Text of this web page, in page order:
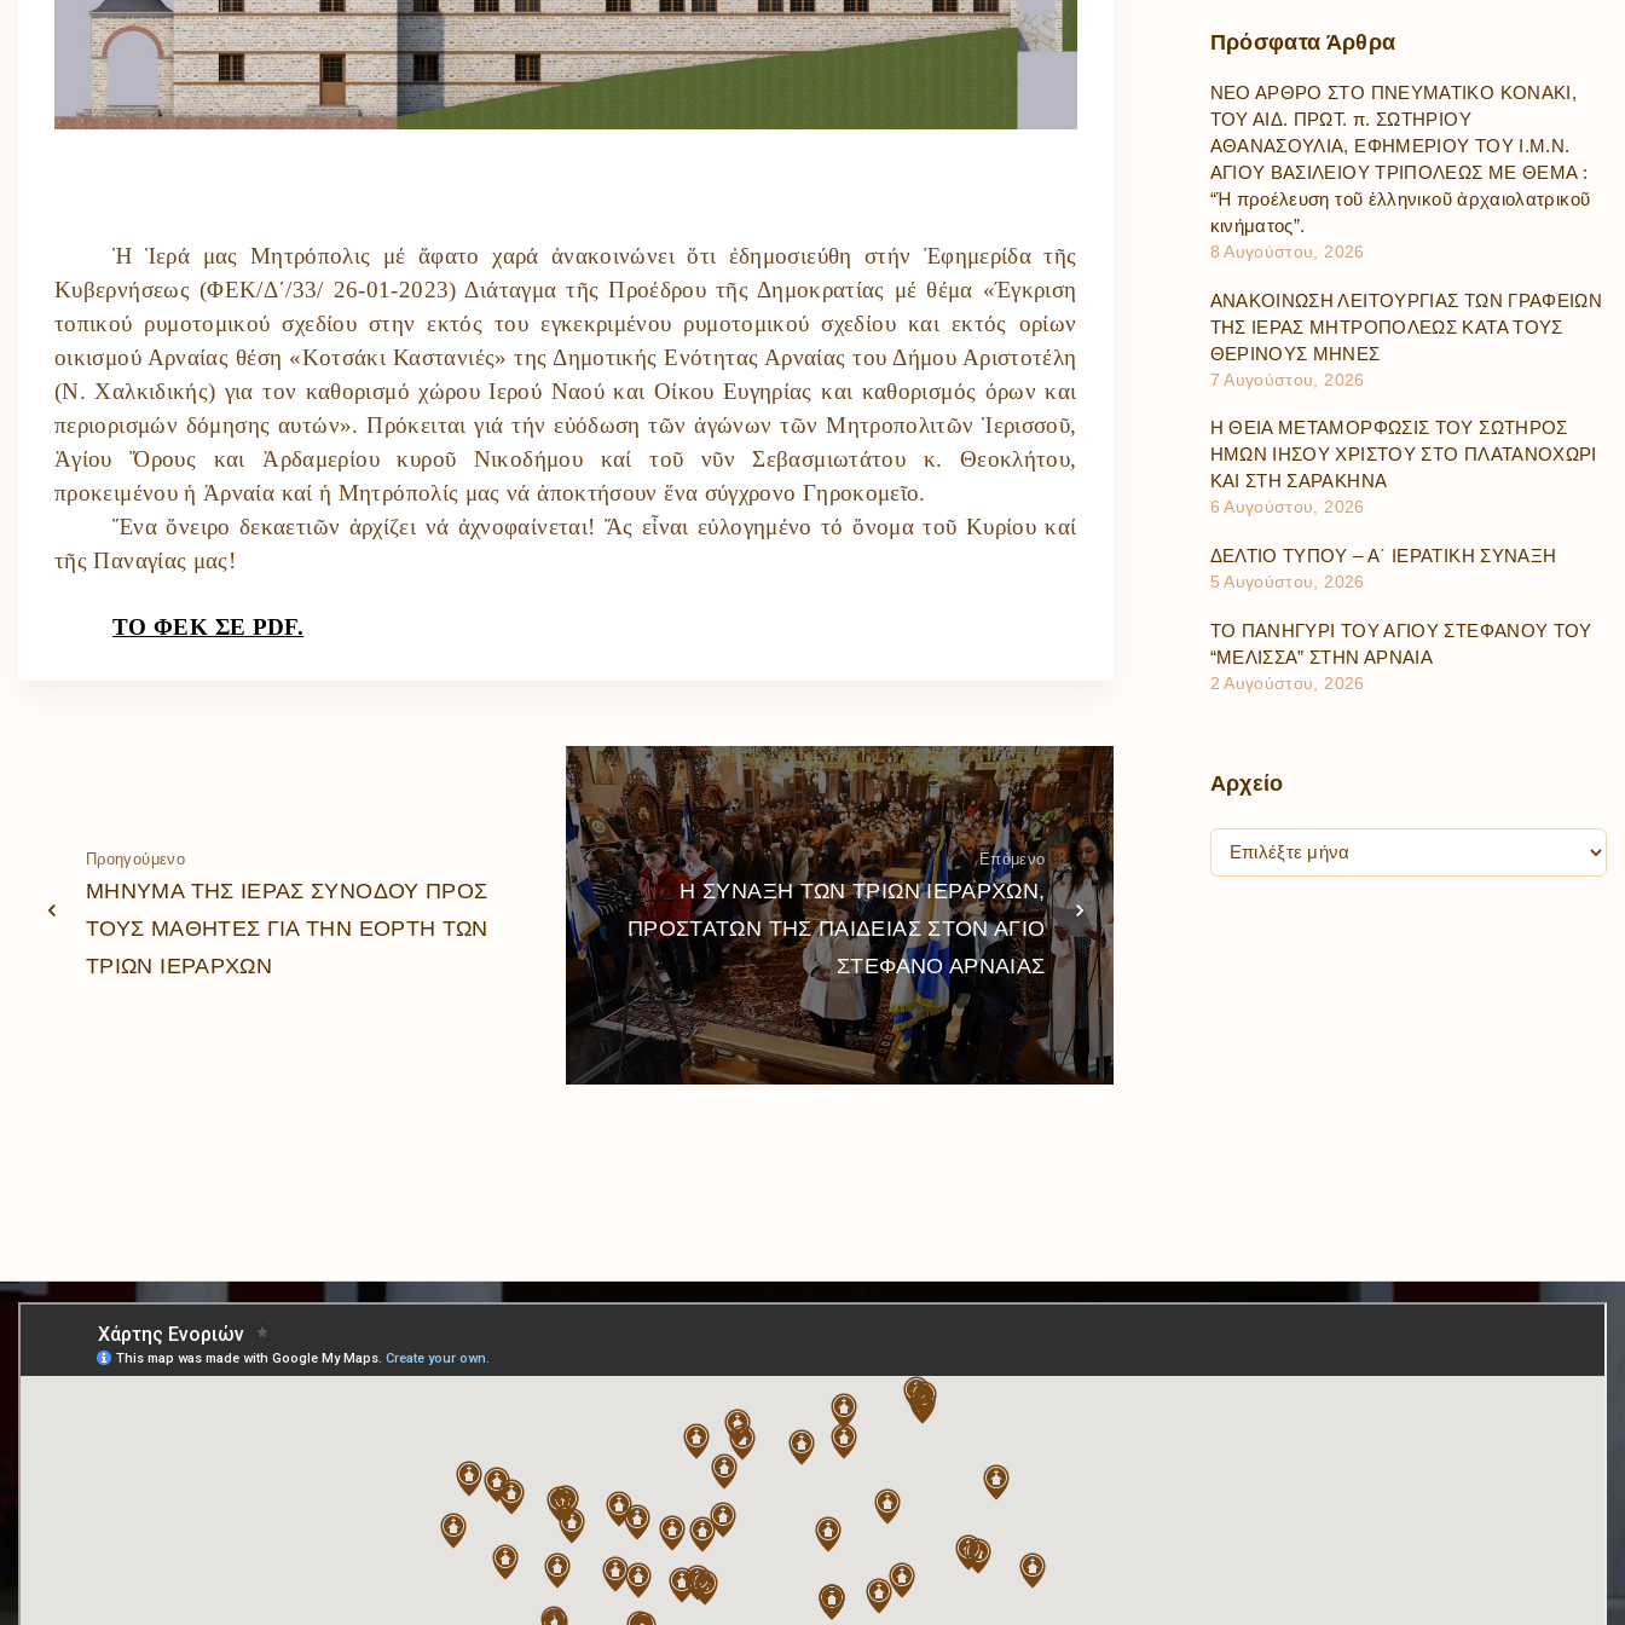
Ἡ Ἱερά μας Μητρόπολις μέ ἄφατο χαρά ἀνακοινώνει ὅτι ἐδημοσιεύθη στήν Ἐφημερίδα τῆς
Κυβερνήσεως (ΦΕΚ/Δ΄/33/ 26-01-2023) Διάταγμα τῆς Προέδρου τῆς Δημοκρατίας μέ θέμα «Έγκριση
τοπικού ρυμοτομικού σχεδίου στην εκτός του εγκεκριμένου ρυμοτομικού σχεδίου και εκτός ορίων
οικισμού Αρναίας θέση «Κοτσάκι Καστανιές» της Δημοτικής Ενότητας Αρναίας του Δήμου Αριστοτέλη
(Ν. Χαλκιδικής) για τον καθορισμό χώρου Ιερού Ναού και Οίκου Ευγηρίας και καθορισμός όρων και
περιορισμών δόμησης αυτών». Πρόκειται γιά τήν εὐόδωση τῶν ἀγώνων τῶν Μητροπολιτῶν Ἱερισσοῦ,
Ἁγίου Ὄρους και Ἀρδαμερίου κυροῦ Νικοδήμου καί τοῦ νῦν Σεβασμιωτάτου κ. Θεοκλήτου,
προκειμένου ἡ Ἀρναία καί ἡ Μητρόπολίς μας νά ἀποκτήσουν ἕνα σύγχρονο Γηροκομεῖο.
Ἕνα ὄνειρο δεκαετιῶν ἀρχίζει νά ἀχνοφαίνεται! Ἄς εἶναι εὐλογημένο τό ὄνομα τοῦ Κυρίου καί
τῆς Παναγίας μας!
ΤΟ ΦΕΚ ΣΕ PDF.
Προηγούμενο
ΜΗΝΥΜΑ ΤΗΣ ΙΕΡΑΣ ΣΥΝΟΔΟΥ ΠΡΟΣ
ΤΟΥΣ ΜΑΘΗΤΕΣ ΓΙΑ ΤΗΝ ΕΟΡΤΗ ΤΩΝ
ΤΡΙΩΝ ΙΕΡΑΡΧΩΝ
Επόμενο
Η ΣΥΝΑΞΗ ΤΩΝ ΤΡΙΩΝ ΙΕΡΑΡΧΩΝ,
ΠΡΟΣΤΑΤΩΝ ΤΗΣ ΠΑΙΔΕΙΑΣ ΣΤΟΝ ΑΓΙΟ
ΣΤΕΦΑΝΟ ΑΡΝΑΙΑΣ
Πρόσφατα Άρθρα
ΝΕΟ ΑΡΘΡΟ ΣΤΟ ΠΝΕΥΜΑΤΙΚΟ ΚΟΝΑΚΙ,
ΤΟΥ ΑΙΔ. ΠΡΩΤ. π. ΣΩΤΗΡΙΟΥ
ΑΘΑΝΑΣΟΥΛΙΑ, ΕΦΗΜΕΡΙΟΥ ΤΟΥ Ι.Μ.Ν.
ΑΓΙΟΥ ΒΑΣΙΛΕΙΟΥ ΤΡΙΠΟΛΕΩΣ ΜΕ ΘΕΜΑ :
“Ἡ προέλευση τοῦ ἑλληνικοῦ ἀρχαιολατρικοῦ
κινήματος”.
8 Αυγούστου, 2026
ΑΝΑΚΟΙΝΩΣΗ ΛΕΙΤΟΥΡΓΙΑΣ ΤΩΝ ΓΡΑΦΕΙΩΝ
ΤΗΣ ΙΕΡΑΣ ΜΗΤΡΟΠΟΛΕΩΣ ΚΑΤΑ ΤΟΥΣ
ΘΕΡΙΝΟΥΣ ΜΗΝΕΣ
7 Αυγούστου, 2026
Η ΘΕΙΑ ΜΕΤΑΜΟΡΦΩΣΙΣ ΤΟΥ ΣΩΤΗΡΟΣ
ΗΜΩΝ ΙΗΣΟΥ ΧΡΙΣΤΟΥ ΣΤΟ ΠΛΑΤΑΝΟΧΩΡΙ
ΚΑΙ ΣΤΗ ΣΑΡΑΚΗΝΑ
6 Αυγούστου, 2026
ΔΕΛΤΙΟ ΤΥΠΟΥ – Α΄ ΙΕΡΑΤΙΚΗ ΣΥΝΑΞΗ
5 Αυγούστου, 2026
ΤΟ ΠΑΝΗΓΥΡΙ ΤΟΥ ΑΓΙΟΥ ΣΤΕΦΑΝΟΥ ΤΟΥ
“ΜΕΛΙΣΣΑ” ΣΤΗΝ ΑΡΝΑΙΑ
2 Αυγούστου, 2026
Αρχείο